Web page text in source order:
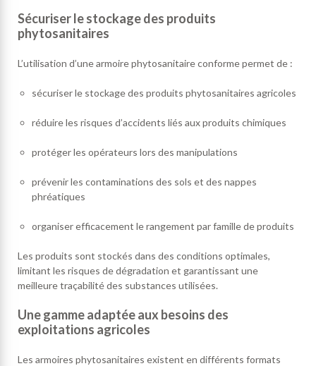
Sécuriser le stockage des produits
phytosanitaires
L’utilisation d’une armoire phytosanitaire conforme permet de :
sécuriser le stockage des produits phytosanitaires agricoles
réduire les risques d’accidents liés aux produits chimiques
protéger les opérateurs lors des manipulations
prévenir les contaminations des sols et des nappes
phréatiques
organiser efficacement le rangement par famille de produits
Les produits sont stockés dans des conditions optimales,
limitant les risques de dégradation et garantissant une
meilleure traçabilité des substances utilisées.
Une gamme adaptée aux besoins des
exploitations agricoles
Les armoires phytosanitaires existent en différents formats